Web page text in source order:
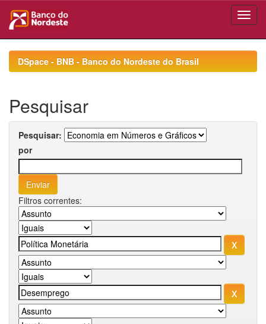
navigationDSpace - BNB - Banco do Nordeste do Brasil
Pesquisar
Pesquisar:
por
Filtros correntes: